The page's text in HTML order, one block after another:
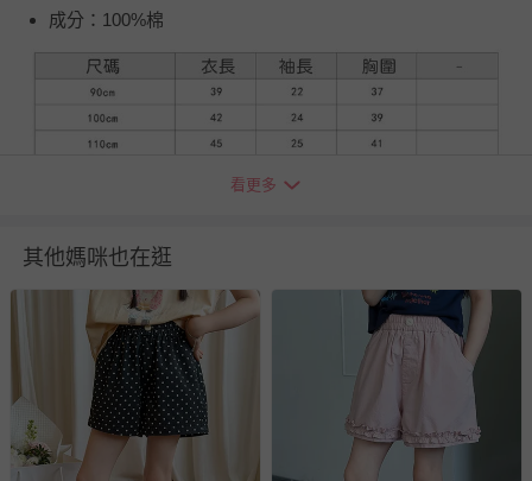
成分：100%棉
退換貨須知
您所購買的商品享有7天的鑑賞期／猶豫期權益，但此期間
看更多
其他媽咪也在逛